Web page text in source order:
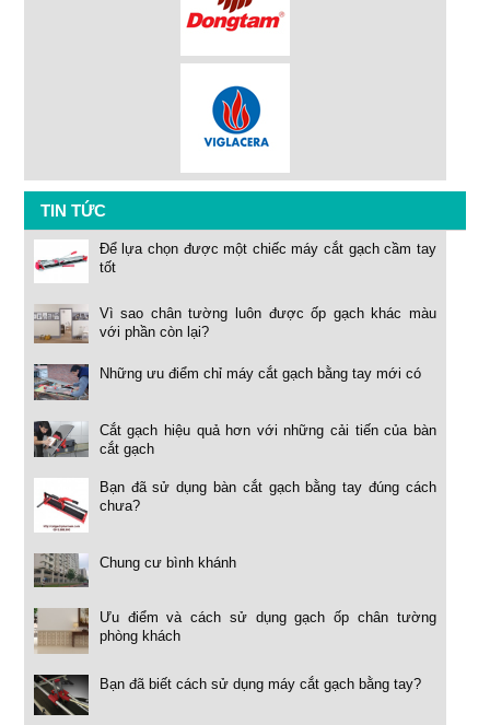
TIN TỨC
Để lựa chọn được một chiếc máy cắt gạch cầm tay
tốt
Vì sao chân tường luôn được ốp gạch khác màu
với phần còn lại?
Những ưu điểm chỉ máy cắt gạch bằng tay mới có
Cắt gạch hiệu quả hơn với những cải tiến của bàn
cắt gạch
Bạn đã sử dụng bàn cắt gạch bằng tay đúng cách
chưa?
Chung cư bình khánh
Ưu điểm và cách sử dụng gạch ốp chân tường
phòng khách
Bạn đã biết cách sử dụng máy cắt gạch bằng tay?